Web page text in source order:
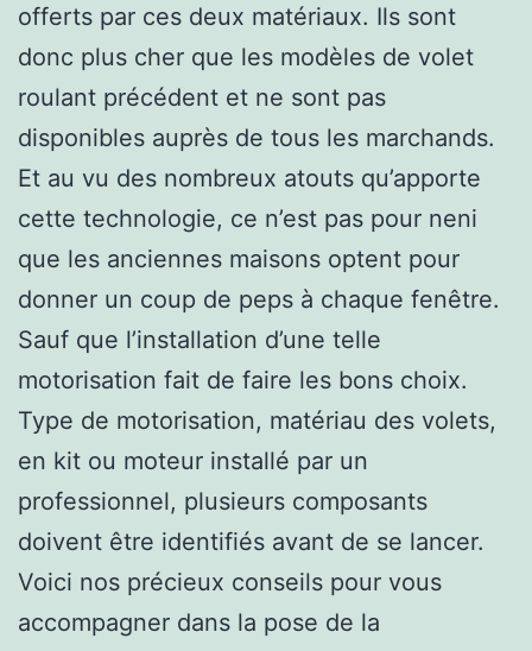
offerts par ces deux matériaux. Ils sont
donc plus cher que les modèles de volet
roulant précédent et ne sont pas
disponibles auprès de tous les marchands.
Et au vu des nombreux atouts qu’apporte
cette technologie, ce n’est pas pour neni
que les anciennes maisons optent pour
donner un coup de peps à chaque fenêtre.
Sauf que l’installation d’une telle
motorisation fait de faire les bons choix.
Type de motorisation, matériau des volets,
en kit ou moteur installé par un
professionnel, plusieurs composants
doivent être identifiés avant de se lancer.
Voici nos précieux conseils pour vous
accompagner dans la pose de la